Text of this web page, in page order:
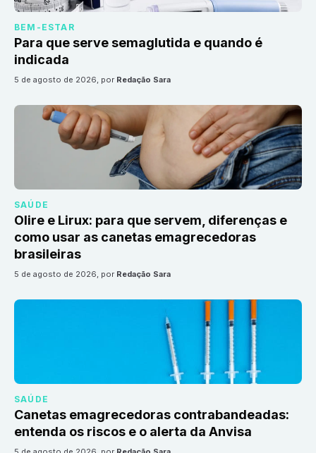
BEM-ESTAR
Para que serve semaglutida e quando é
indicada
5 de agosto de 2026, por Redação Sara
SAÚDE
Olire e Lirux: para que servem, diferenças e
como usar as canetas emagrecedoras
brasileiras
5 de agosto de 2026, por Redação Sara
SAÚDE
Canetas emagrecedoras contrabandeadas:
entenda os riscos e o alerta da Anvisa